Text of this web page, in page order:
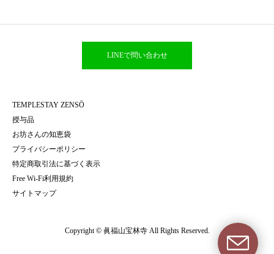
LINEで問い合わせ
TEMPLESTAY ZENSŌ
授与品
お坊さんの知恵袋
プライバシーポリシー
特定商取引法に基づく表示
Free Wi-Fi利用規約
サイトマップ
Copyright © 眞福山宝林寺 All Rights Reserved.